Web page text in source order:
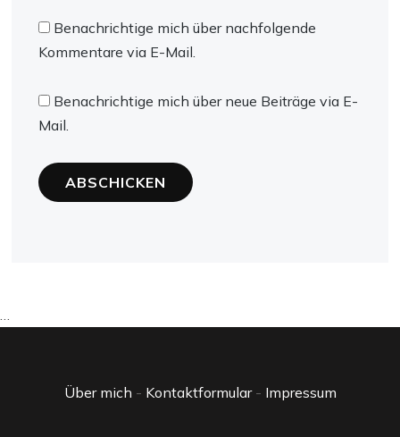
Benachrichtige mich über nachfolgende
Kommentare via E-Mail.
Benachrichtige mich über neue Beiträge via E-
Mail.
Über mich - Kontaktformular- Impressum